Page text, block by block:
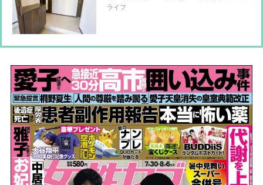
トック収納」のコツ
ライフ